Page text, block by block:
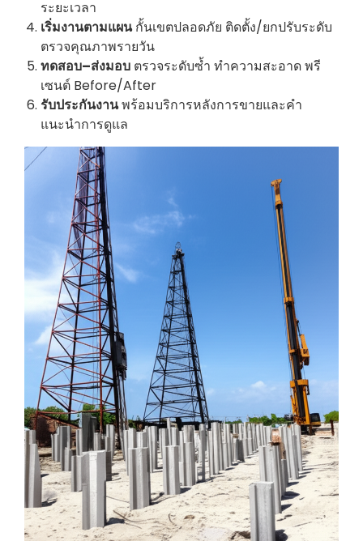
ระยะเวลา
เริ่มงานตามแผนกั้นเขตปลอดภัย ติดตั้ง/ยกปรับระดับ
ตรวจคุณภาพรายวัน
ทดสอบ–ส่งมอบ ตรวจระดับซ้ำ ทำความสะอาด พรี
เซนต์ Before/After
รับประกันงานพร้อมบริการหลังการขายและคำ
แนะนำการดูแล